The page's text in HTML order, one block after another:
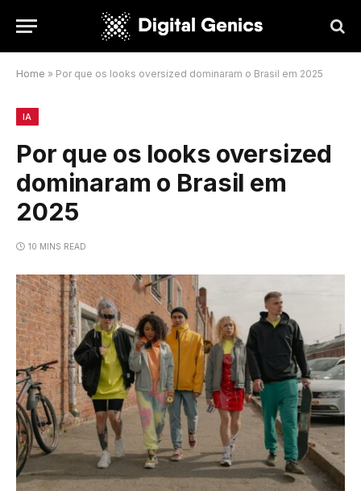
Home » Por que os looks oversized dominaram o Brasil em 2025
IA
Por que os looks oversized
dominaram o Brasil em
2025
10 MINS READ